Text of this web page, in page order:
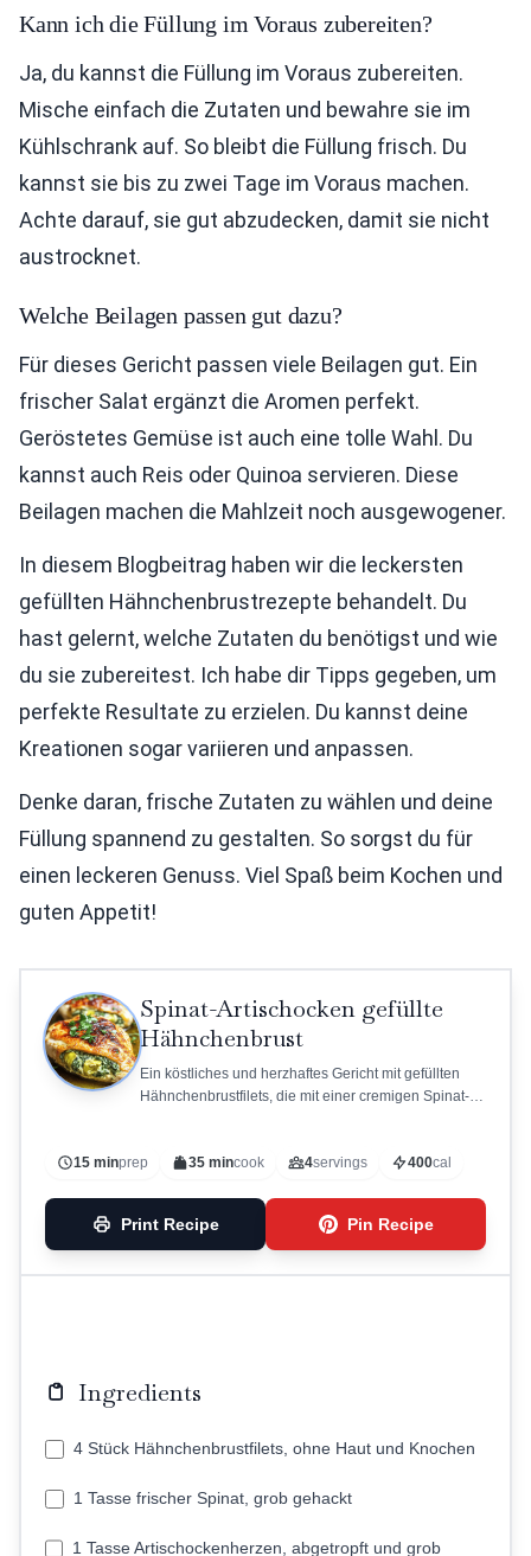
Kann ich die Füllung im Voraus zubereiten?
Ja, du kannst die Füllung im Voraus zubereiten.
Mische einfach die Zutaten und bewahre sie im
Kühlschrank auf. So bleibt die Füllung frisch. Du
kannst sie bis zu zwei Tage im Voraus machen.
Achte darauf, sie gut abzudecken, damit sie nicht
austrocknet.
Welche Beilagen passen gut dazu?
Für dieses Gericht passen viele Beilagen gut. Ein
frischer Salat ergänzt die Aromen perfekt.
Geröstetes Gemüse ist auch eine tolle Wahl. Du
kannst auch Reis oder Quinoa servieren. Diese
Beilagen machen die Mahlzeit noch ausgewogener.
In diesem Blogbeitrag haben wir die leckersten
gefüllten Hähnchenbrustrezepte behandelt. Du
hast gelernt, welche Zutaten du benötigst und wie
du sie zubereitest. Ich habe dir Tipps gegeben, um
perfekte Resultate zu erzielen. Du kannst deine
Kreationen sogar variieren und anpassen.
Denke daran, frische Zutaten zu wählen und deine
Füllung spannend zu gestalten. So sorgst du für
einen leckeren Genuss. Viel Spaß beim Kochen und
guten Appetit!
Spinat-Artischocken gefüllte
Hähnchenbrust
Ein köstliches und herzhaftes Gericht mit gefüllten
Hähnchenbrustfilets, die mit einer cremigen Spinat-
15 minprep 35 mincook 4servings 400cal
Print Recipe Pin Recipe
Ingredients
4 Stück Hähnchenbrustfilets, ohne Haut und Knochen
1 Tasse frischer Spinat, grob gehackt
1 Tasse Artischockenherzen, abgetropft und grob